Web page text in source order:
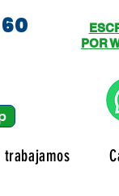
POR
trabajamos